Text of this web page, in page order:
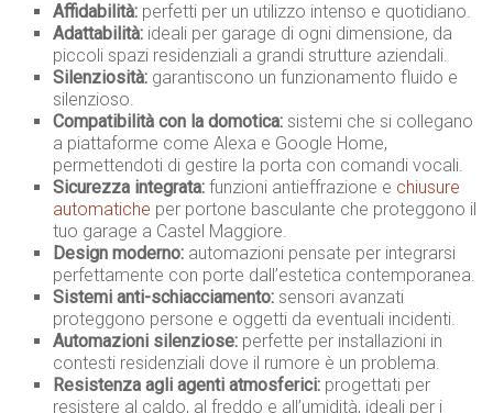
Affidabilità: perfetti per un utilizzo intenso e quotidiano.
Adattabilità: ideali per garage di ogni dimensione, da
piccoli spazi residenziali a grandi strutture aziendali.
Silenziosità: garantiscono un funzionamento fluido e
silenzioso.
Compatibilità con la domotica: sistemi che si collegano
a piattaforme come Alexa e Google Home,
permettendoti di gestire la porta con comandi vocali.
Sicurezza integrata: funzioni antieffrazione e chiusure
automatiche per portone basculante che proteggono il
tuo garage a Castel Maggiore.
Design moderno: automazioni pensate per integrarsi
perfettamente con porte dall’estetica contemporanea.
Sistemi anti-schiacciamento: sensori avanzati
proteggono persone e oggetti da eventuali incidenti.
Automazioni silenziose: perfette per installazioni in
contesti residenziali dove il rumore è un problema.
Resistenza agli agenti atmosferici: progettati per
resistere al caldo, al freddo e all’umidità, ideali per i